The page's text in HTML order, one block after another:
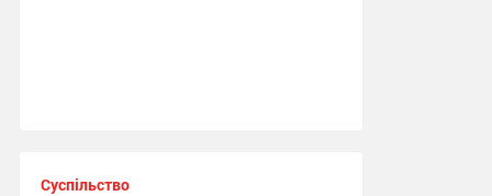
Суспільство